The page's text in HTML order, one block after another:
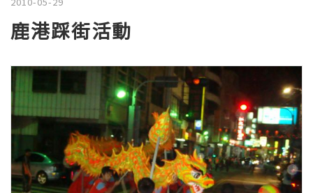
鹿港踩街活動